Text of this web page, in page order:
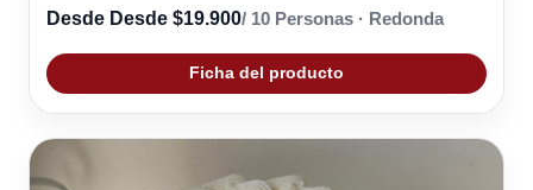
Desde Desde $19.900/ 10 Personas · Redonda
Ficha del producto